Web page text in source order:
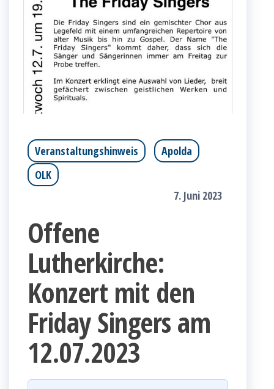
Veranstaltungshinweis
Apolda
OLK
7. Juni 2023
Offene
Lutherkirche:
Konzert mit den
Friday Singers am
12.07.2023